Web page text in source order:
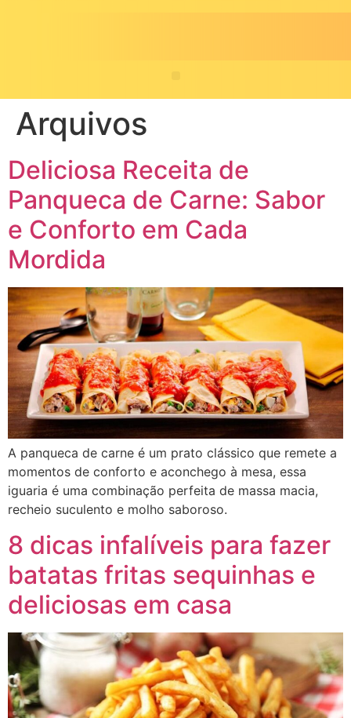
Arquivos
Deliciosa Receita de
Panqueca de Carne: Sabor
e Conforto em Cada
Mordida
A panqueca de carne é um prato clássico que remete a
momentos de conforto e aconchego à mesa, essa
iguaria é uma combinação perfeita de massa macia,
recheio suculento e molho saboroso.
8 dicas infalíveis para fazer
batatas fritas sequinhas e
deliciosas em casa